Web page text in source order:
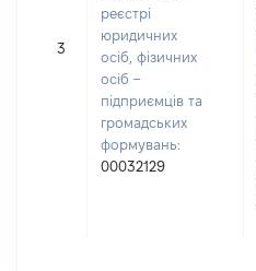
3
реєстрі
юридичних
осіб, фізичних
осіб –
підприємців та
громадських
формувань:
00032129